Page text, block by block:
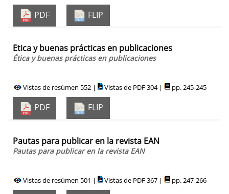
PDF FLIP
Ética y buenas prácticas en publicaciones
Ética y buenas prácticas en publicaciones
Vistas de resúmen 552 | Vistas de PDF 304 | pp. 245-245
PDF FLIP
Pautas para publicar en la revista EAN
Pautas para publicar en la revista EAN
Vistas de resúmen 501 | Vistas de PDF 367 | pp. 247-266